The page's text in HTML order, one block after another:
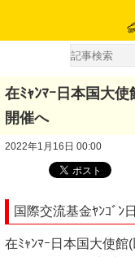
在ﾐｬﾝﾏｰ日本国大使
開催へ
2022年1月16日 00:00
国際交流基金ﾔﾝｺﾞﾝ
在ﾐｬﾝﾏｰ日本国大使館